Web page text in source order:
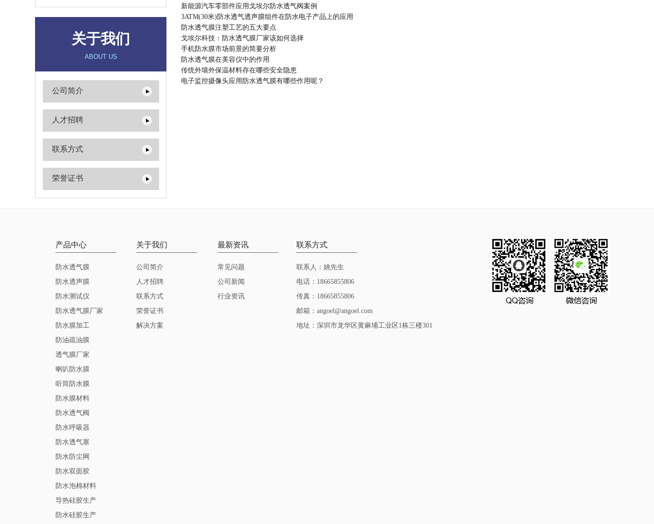
关于我们
ABOUT US
公司简介
人才招聘
联系方式
荣誉证书
新能源汽车零部件应用戈埃尔防水透气阀案例
3ATM(30米)防水透气透声膜组件在防水电子产品上的应用
防水透气膜注塑工艺的五大要点
戈埃尔科技：防水透气膜厂家该如何选择
手机防水膜市场前景的简要分析
防水透气膜在美容仪中的作用
传统外墙外保温材料存在哪些安全隐患
电子监控摄像头应用防水透气膜有哪些作用呢？
产品中心
防水透气膜
防水透声膜
防水测试仪
防水透气膜厂家
防水膜加工
防油疏油膜
透气膜厂家
喇叭防水膜
听筒防水膜
防水膜材料
防水透气阀
防水呼吸器
防水透气塞
防水防尘网
防水双面胶
防水泡棉材料
导热硅胶生产
防水硅胶生产
关于我们
公司简介
人才招聘
联系方式
荣誉证书
解决方案
最新资讯
常见问题
公司新闻
行业资讯
联系方式
联系人：姚先生
电话：18665855806
传真：18665855806
邮箱：angoel@angoel.com
地址：深圳市龙华区黄麻埔工业区1栋三楼301